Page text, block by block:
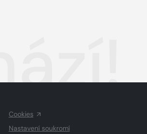
Cookies
Nastavení soukromí